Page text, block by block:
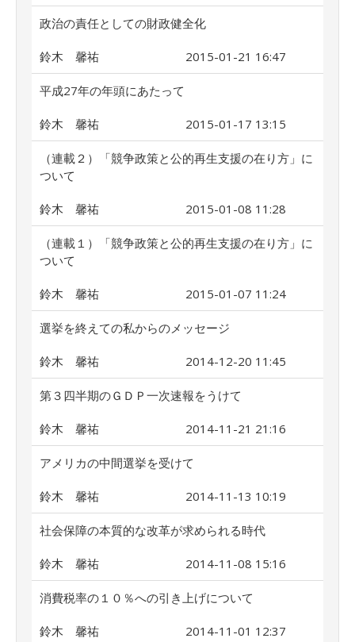
政治の責任としての財政健全化
鈴木 馨祐 2015-01-21 16:47
平成27年の年頭にあたって
鈴木 馨祐 2015-01-17 13:15
（連載２）「競争政策と公的再生支援の在り方」に
ついて
鈴木 馨祐 2015-01-08 11:28
（連載１）「競争政策と公的再生支援の在り方」に
ついて
鈴木 馨祐 2015-01-07 11:24
選挙を終えての私からのメッセージ
鈴木 馨祐 2014-12-20 11:45
第３四半期のＧＤＰ一次速報をうけて
鈴木 馨祐 2014-11-21 21:16
アメリカの中間選挙を受けて
鈴木 馨祐 2014-11-13 10:19
社会保障の本質的な改革が求められる時代
鈴木 馨祐 2014-11-08 15:16
消費税率の１０％への引き上げについて
鈴木 馨祐 2014-11-01 12:37